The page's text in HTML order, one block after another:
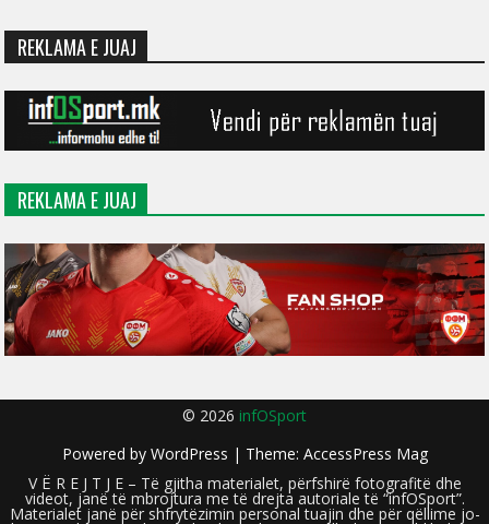
REKLAMA E JUAJ
REKLAMA E JUAJ
© 2026 infOSport
Powered by WordPress | Theme: AccessPress Mag
V Ë R E J T J E – Të gjitha materialet, përfshirë fotografitë dhe
videot, janë të mbrojtura me të drejta autoriale të “infOSport”.
Materialet janë për shfrytëzimin personal tuajin dhe për qëllime jo-